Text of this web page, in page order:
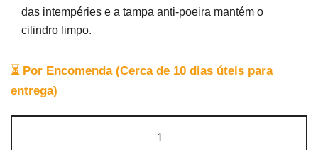
das intempéries e a tampa anti-poeira mantém o
cilindro limpo.
⏳ Por Encomenda (Cerca de 10 dias úteis para
entrega)
de